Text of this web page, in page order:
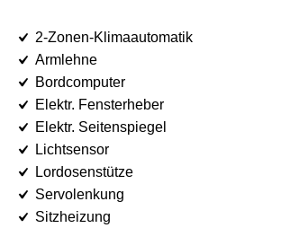
2-Zonen-Klimaautomatik
Armlehne
Bordcomputer
Elektr. Fensterheber
Elektr. Seitenspiegel
Lichtsensor
Lordosenstütze
Servolenkung
Sitzheizung